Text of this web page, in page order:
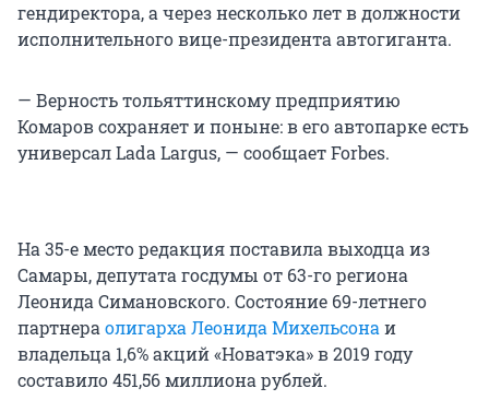
гендиректора, а через несколько лет в должности
исполнительного вице-президента автогиганта.
— Верность тольяттинскому предприятию
Комаров сохраняет и поныне: в его автопарке есть
универсал Lada Largus, — сообщает Forbes.
На 35-е место редакция поставила выходца из
Самары, депутата госдумы от 63-го региона
Леонида Симановского. Состояние 69-летнего
партнера олигарха Леонида Михельсона и
владельца 1,6% акций «Новатэка» в 2019 году
составило 451,56 миллиона рублей.